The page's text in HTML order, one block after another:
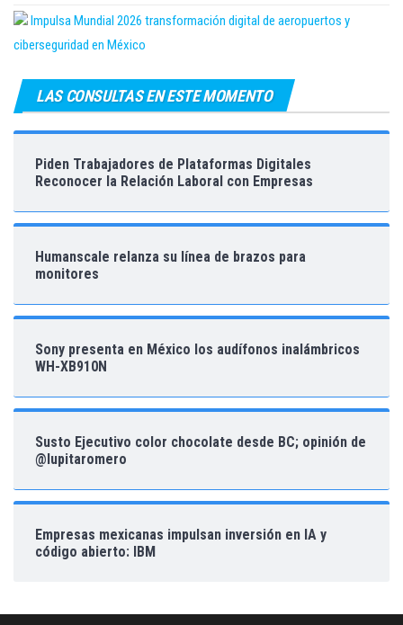
Impulsa Mundial 2026 transformación digital de aeropuertos y
ciberseguridad en México
LAS CONSULTAS EN ESTE MOMENTO
Piden Trabajadores de Plataformas Digitales
Reconocer la Relación Laboral con Empresas
Humanscale relanza su línea de brazos para
monitores
Sony presenta en México los audífonos inalámbricos
WH-XB910N
Susto Ejecutivo color chocolate desde BC; opinión de
@lupitaromero
Empresas mexicanas impulsan inversión en IA y
código abierto: IBM